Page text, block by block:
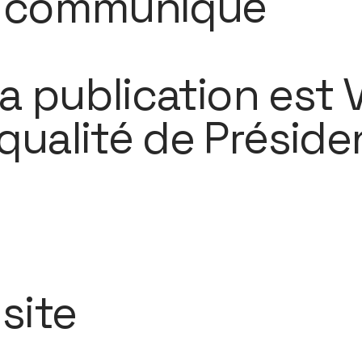
publication est
de